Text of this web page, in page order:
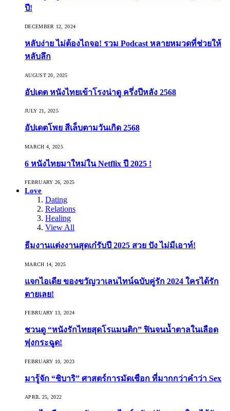
ปี!
DECEMBER 12, 2024
หลับง่าย ไม่ต้องไถจอ! รวม Podcast หลายหมวดที่ช่วยให้
หลับลึก
AUGUST 20, 2025
อัปเดต หนังไทยเข้าโรงน่าดู ครึ่งปีหลัง 2568
JULY 21, 2025
อัปเดตโพย สีเล็บตามวันเกิด 2568
MARCH 4, 2025
6 หนังไทยมาใหม่ใน Netflix ปี 2025 !
FEBRUARY 26, 2025
Love
Dating
Relations
Healing
View All
ธีมงานแต่งงานสุดเก๋รับปี 2025 สวย ปัง ไม่มีเอาท์!
MARCH 14, 2025
แจกไอเดีย ของขวัญวาเลนไทน์ฉบับคู่รัก 2024 ใครได้รัก
ตายเลย!
FEBRUARY 13, 2024
ชวนดู “หนังรักไทยสุดโรแมนติก” ฟินจนน้ำตาลในเลือด
พุ่งกระฉูด!
FEBRUARY 10, 2023
มารู้จัก “ชิบาริ” ศาสตร์การมัดเชือก ที่มากกว่าคำว่า Sex
APRIL 25, 2022